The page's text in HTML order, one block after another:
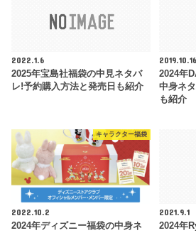
2022.1.6
2025年宝島社福袋の中見ネタバ
レ!予約購入方法と発売日も紹介
2019.10.16
2024年
中身ネ
も紹介
キャラクター福袋
2022.10.2
2024年ディズニー福袋の中身ネ
2021.9.1
2024年